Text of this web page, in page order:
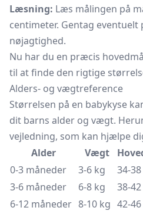
Læsning: Læs målingen på
centimeter. Gentag
nøjagtighed.
Nu har du en præcis
til at finde den rigtige
Alders- og vægtreference
Størrelsen på en babykyse
dit barns alder og vægt.
vejledning, som kan hjælpe
Alder
Vægt
0-3 måneder
3-6 kg 34-
3-6 måneder
6-8 kg 38-
6-12 måneder 8-10 kg 42-